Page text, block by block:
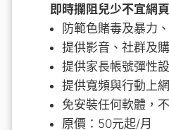
即時攔阻兒少不宜網頁
防範色賭毒及暴力
提供影音、社群及
提供家長帳號彈性
提供寬頻與行動上
免安裝任何軟體，
原價：50元起/月